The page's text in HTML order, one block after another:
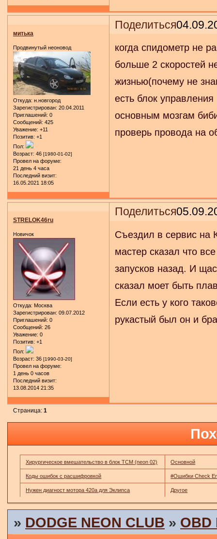
Поделиться
митька
Продвинутый неоновод
Откуда: н.новгород
Зарегистрирован: 20.04.2011
Приглашений: 0
Сообщений: 425
Уважение: +11
Позитив: +1
Пол:
Возраст: 46 [1980-01-02]
Провел на форуме:
21 день 4 часа
Последний визит:
16.05.2021 18:05
когда спидометр не
больше 2 скоростей
жизнью(почему не
есть блок
основным мозгам
проверь провода на
Поделиться
STRELOK46ru
Новичок
Откуда: Москва
Зарегистрирован: 09.07.2012
Приглашений: 0
Сообщений: 26
Уважение: 0
Позитив: +1
Пол:
Возраст: 36 [1990-03-20]
Провел на форуме:
1 день 0 часов
Последний визит:
13.08.2014 21:35
Съездил в сервис на
мастер сказал что
запусков назад. И
сказал моет быть
Если есть у кого
рукастый был он и
Страница:1
Хирургическое вмешательство в блок TCM (neon 02) Основной
Коды ошибок с расшифровкой #Ошибки Check
Нужен диагност мотора 420а для Эклипса Другое
» DODGE NEON CLUB » OBD